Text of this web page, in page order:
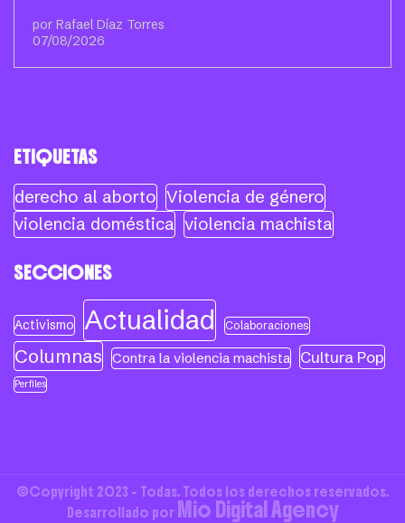
por Rafael Díaz Torres
07/08/2026
ETIQUETAS
derecho al aborto Violencia de género
violencia doméstica violencia machista
SECCIONES
Activismo Actualidad Colaboraciones
Columnas Contra la violencia machista Cultura Pop
Perfiles
©Copyright 2023 - Todas. Todos los derechos reservados.
Desarrollado por Mio Digital Agency